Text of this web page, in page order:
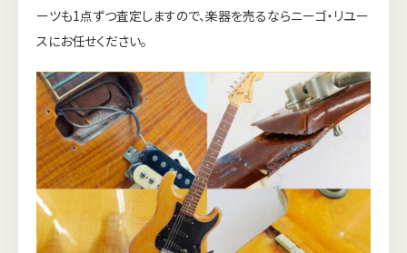
ーツも1点ずつ査定しますので、楽器を売るならニーゴ・リユー
スにお任せください。